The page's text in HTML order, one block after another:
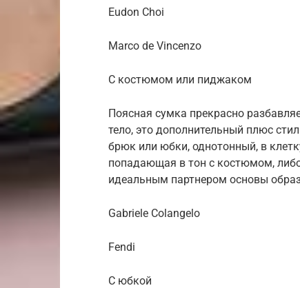
Eudon Choi
Marco de Vincenzo
С костюмом или пиджаком
Поясная сумка прекрасно
тело, это дополнительный плюс
брюк или юбки, однотонный, в
попадающая в тон с костюмом,
идеальным партнером основы
Gabriele Colangelo
Fendi
С юбкой